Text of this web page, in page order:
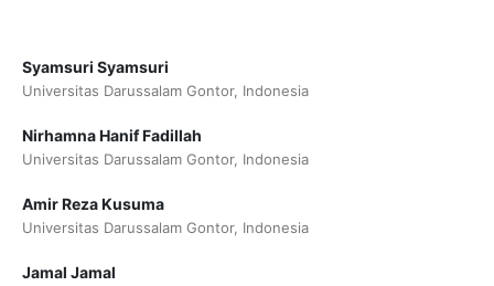
Syamsuri Syamsuri
Universitas Darussalam Gontor, Indonesia
Nirhamna Hanif Fadillah
Universitas Darussalam Gontor, Indonesia
Amir Reza Kusuma
Universitas Darussalam Gontor, Indonesia
Jamal Jamal